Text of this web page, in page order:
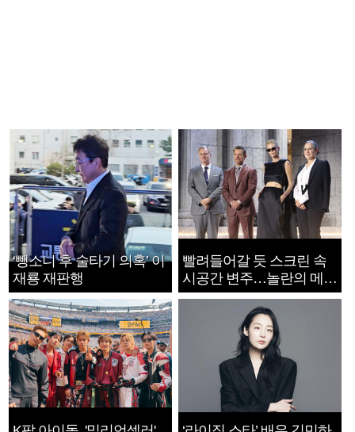
‘뺑소니 후 술타기 의혹’ 이
재룡 재판행
빨려들어갈 듯 스크린 속
시공간 변주…놀란의 메시
지는 ‘전쟁 속죄’